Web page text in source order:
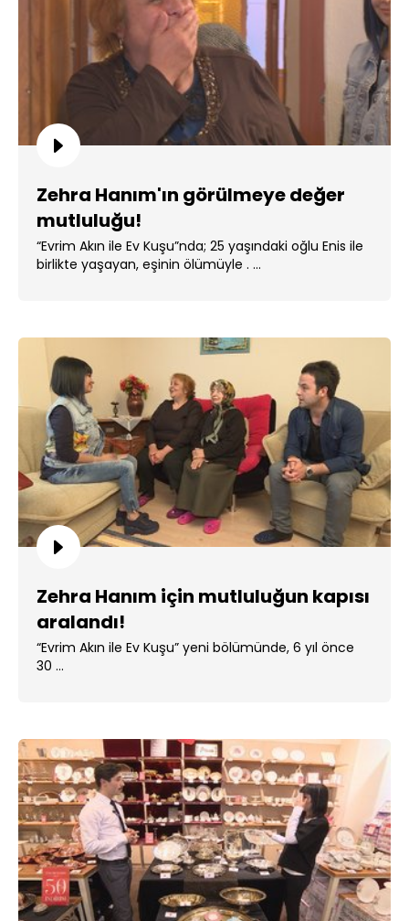
Zehra Hanım'ın görülmeye değer
mutluluğu!
“Evrim Akın ile Ev Kuşu”nda; 25 yaşındaki oğlu Enis ile
birlikte yaşayan, eşinin ölümüyle . ...
Zehra Hanım için mutluluğun kapısı
aralandı!
“Evrim Akın ile Ev Kuşu” yeni bölümünde, 6 yıl önce
30 ...